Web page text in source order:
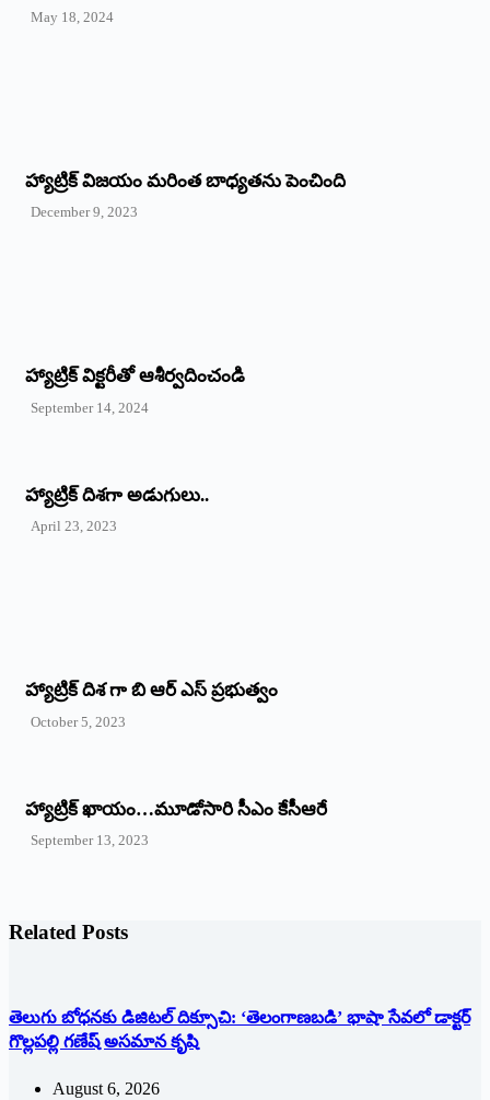
May 18, 2024
హ్యాట్రిక్ విజయం మరింత బాధ్యతను పెంచింది
December 9, 2023
హ్యాట్రిక్‌ ‌విక్టరీతో ఆశీర్వదించండి
September 14, 2024
‌హ్యాట్రిక్‌ ‌దిశగా అడుగులు..
April 23, 2023
హ్యాట్రిక్ దిశ గా బి ఆర్ ఎస్ ప్రభుత్వం
October 5, 2023
హ్యాట్రిక్‌ ‌ఖాయం…మూడోసారి సీఎం కేసీఆరే
September 13, 2023
Related Posts
తెలుగు బోధనకు డిజిటల్ దిక్సూచి: ‘తెలంగాణబడి’ భాషా సేవలో డాక్టర్
గొల్లపల్లి గణేష్ అసమాన కృషి
August 6, 2026